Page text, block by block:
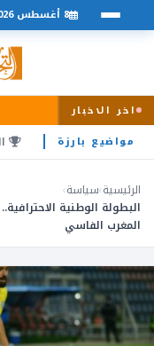
اخر الاخبار
8 أغسطس 2026
مواضيع بارزة
الرئيسية›سياسة›
البطولة الوطنية
المغرب الفاسي